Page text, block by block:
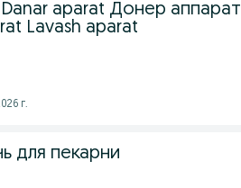
aparat Донер аппарат
Lavash aparat
г.
для пекарни